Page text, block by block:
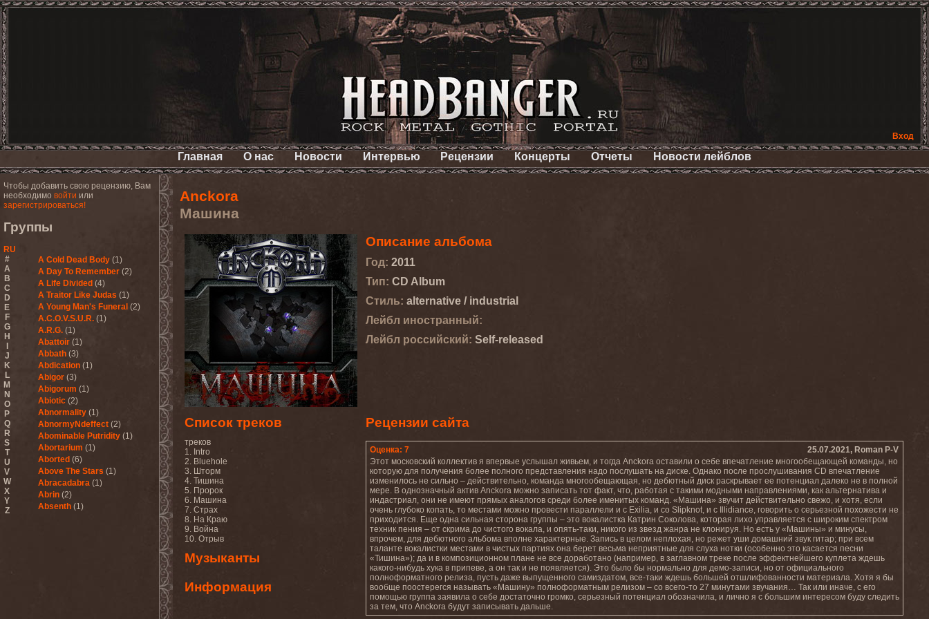
Вход
Главная О нас Новости Интервью Рецензии Концерты Отчеты Новости лейблов
Чтобы добавить свою рецензию, Вам
необходимо войти или
зарегистрироваться!
Группы
RU
#
A
B
C
D
E
F
G
H
J
K
L
M
N
O
P
Q
R
S
T
U
V
W
X
Y
Z
A Cold Dead Body (1)
A Day To Remember (2)
A Life Divided (4)
A Traitor Like Judas (1)
A Young Man's Funeral (2)
A.C.O.V.S.U.R. (1)
A.R.G. (1)
Abattoir (1)
Abbath (3)
Abdication (1)
Abigor (3)
Abigorum (1)
Abiotic (2)
Abnormality (1)
AbnormyNdeffect (2)
Abominable Putridity (1)
Abortarium (1)
Aborted (6)
Above The Stars (1)
Abracadabra (1)
Abrin (2)
Absenth (1)
Anckora
Машина
Описание альбома
Год: 2011
Тип: CD Album
Стиль: alternative / industrial
Лейбл иностранный:
Лейбл роcсийский: Self-released
Список треков
треков
1. Intro
2. Bluehole
3. Шторм
4. Тишина
5. Пророк
6. Машина
7. Страх
8. На Краю
9. Война
10. Отрыв
Музыканты
Информация
Рецензии сайта
Оценка: 7
25.07.2021, Roman P-V
Этот московский коллектив я впервые услышал живьем, и тогда Anckora оставили о себе впечатление многообещающей команды, но
которую для получения более полного представления надо послушать на диске. Однако после прослушивания CD впечатление
изменилось не сильно – действительно, команда многообещающая, но дебютный диск раскрывает ее потенциал далеко не в полной
мере. В однозначный актив Anckora можно записать тот факт, что, работая с такими модными направлениями, как альтернатива и
индастриал, они не имеют прямых аналогов среди более именитых команд. «Машина» звучит действительно свежо, и хотя, если
очень глубоко копать, то местами можно провести параллели и с Exilia, и со Slipknot, и с Illidiance, говорить о серьезной похожести не
приходится. Еще одна сильная сторона группы – это вокалистка Катрин Соколова, которая лихо управляется с широким спектром
техник пения – от скрима до чистого вокала, и опять-таки, никого из звезд жанра не клонируя. Но есть у «Машины» и минусы,
впрочем, для дебютного альбома вполне характерные. Запись в целом неплохая, но режет уши домашний звук гитар; при всем
таланте вокалистки местами в чистых партиях она берет весьма неприятные для слуха нотки (особенно это касается песни
«Тишина»); да и в композиционном плане не все доработано (например, в заглавном треке после эффектнейшего куплета ждешь
какого-нибудь хука в припеве, а он так и не появляется). Это было бы нормально для демо-записи, но от официального
полноформатного релиза, пусть даже выпущенного самиздатом, все-таки ждешь большей отшлифованности материала. Хотя я бы
вообще поостерегся называть «Машину» полноформатным релизом – со всего-то 27 минутами звучания… Так или иначе, с его
помощью группа заявила о себе достаточно громко, серьезный потенциал обозначила, и лично я с большим интересом буду следить
за тем, что Anckora будут записывать дальше.